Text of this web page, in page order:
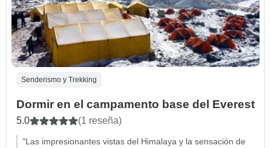
Senderismo y Trekking
Dormir en el campamento base del Everest
5.0 (1 reseña)
"Las impresionantes vistas del Himalaya y la sensación de